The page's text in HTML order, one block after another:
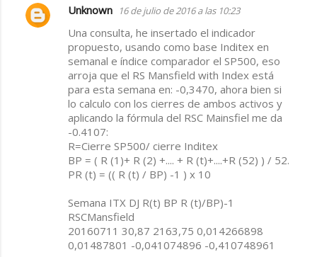
C
Unknown 16 de julio de 2016 a las 10:23
Una consulta, he insertado el indicador
propuesto, usando como base Inditex en
semanal e índice comparador el SP500, eso
arroja que el RS Mansfield with Index está
para esta semana en: -0,3470, ahora bien si
lo calculo con los cierres de ambos activos y
aplicando la fórmula del RSC Mainsfiel me da
-0.4107:
R=Cierre SP500/ cierre Inditex
BP = ( R (1)+ R (2) +.... + R (t)+....+R (52) ) / 52.
PR (t) = (( R (t) / BP) -1 ) x 10
Semana ITX DJ R(t) BP R (t)/BP)-1
RSCMansfield
20160711 30,87 2163,75 0,014266898
0,01487801 -0,041074896 -0,410748961